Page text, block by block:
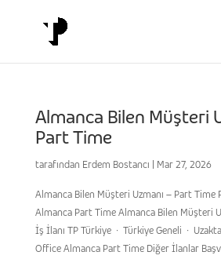
Almanca Bilen Müşteri
Part Time
tarafından Erdem Bostancı | Mar 27, 2026
Almanca Bilen Müşteri Uzmanı – Part
Almanca Part Time Almanca Bilen Müşteri
İş İlanı TP Türkiye · Türkiye Geneli ·
Office Almanca Part Time Diğer İlanlar